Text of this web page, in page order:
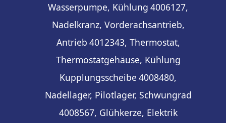
Wasserpumpe, Kühlung 4006127,
Nadelkranz, Vorderachsantrieb,
Antrieb 4012343, Thermostat,
Thermostatgehäuse, Kühlung
Kupplungsscheibe 4008480,
Nadellager, Pilotlager, Schwungrad
4008567, Glühkerze, Elektrik